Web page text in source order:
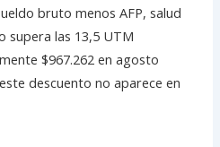
bruto menos AFP, salud
supera las 13,5 UTM
$967.262 en agosto
descuento no aparece en